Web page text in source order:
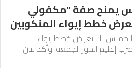
يمنح صفة “مكفولي
خطط إيواء المنكوبين
باستعراض خطط إيواء
إقليم الحوز الجمعة. وأكد بيان